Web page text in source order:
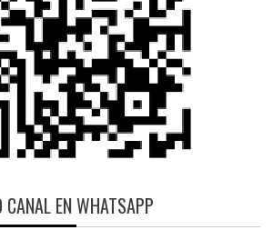
CANAL EN WHATSAPP